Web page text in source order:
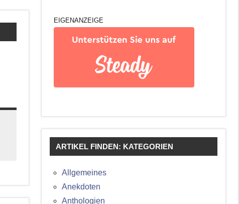
EIGENANZEIGE
ARTIKEL FINDEN: KATEGORIEN
Allgemeines
Anekdoten
Anthologien